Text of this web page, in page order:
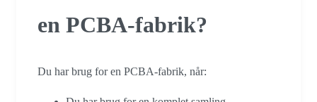
en PCBA-fabrik?
Du har brug for en PCBA-fabrik, når: